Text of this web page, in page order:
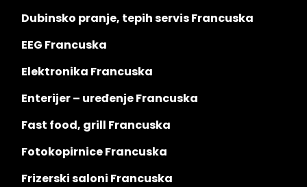
Dubinsko pranje, tepih servis Francuska
EEG Francuska
Elektronika Francuska
Enterijer – uređenje Francuska
Fast food, grill Francuska
Fotokopirnice Francuska
Frizerski saloni Francuska